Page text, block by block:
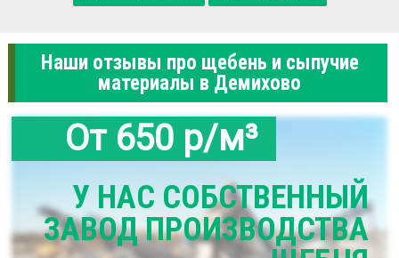
Наши отзывы про щебень и сыпучие
материалы в Демихово
От 650 р/м³
У НАС СОБСТВЕННЫЙ
ЗАВОД ПРОИЗВОДСТВА